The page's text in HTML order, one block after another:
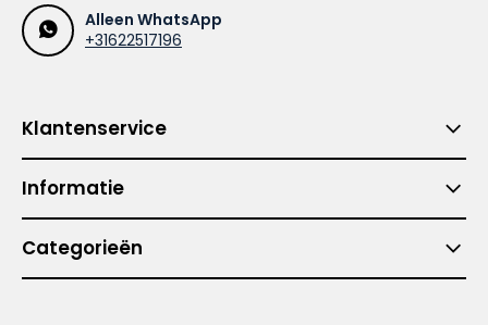
Alleen WhatsApp
+31622517196
Klantenservice
Informatie
Categorieën